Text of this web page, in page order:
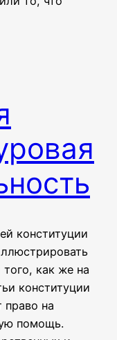
конституции
как же на
конституции
на
помощь.